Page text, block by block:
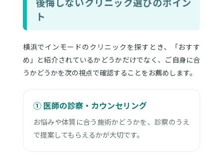
ト
横浜でインモードのクリニックを探すとき、「おすす
め」と紹介されているかどうかだけでなく、ご自身に合
うかどうかを次の視点で確認することをお薦めします。
① 医師の診察・カウンセリング
お悩みや体質に合う施術かどうかを、診察のうえ
で提案してもらえるかが大切です。